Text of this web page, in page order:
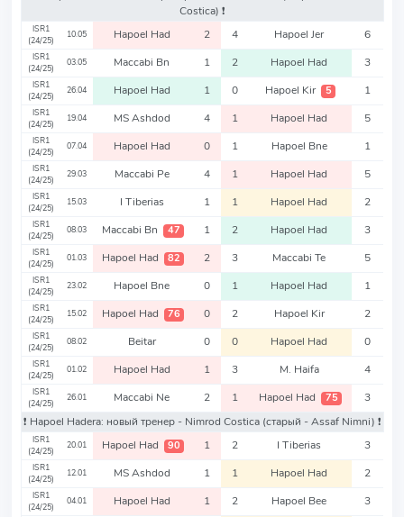
Costica) ❗️
ISR1
(24/25)
10.05 Hapoel Had 2 4 Hapoel Jer 6
ISR1
(24/25)
03.05 Maccabi Bn 1 2 Hapoel Had 3
ISR1
(24/25)
26.04 Hapoel Had 1 0 Hapoel Kir 5 1
ISR1
(24/25)
19.04 MS Ashdod 4 1 Hapoel Had 5
ISR1
(24/25)
07.04 Hapoel Had 0 1 Hapoel Bne 1
ISR1
(24/25)
29.03 Maccabi Pe 4 1 Hapoel Had 5
ISR1
(24/25)
15.03 I Tiberias 1 1 Hapoel Had 2
ISR1
(24/25)
08.03 Maccabi Bn 47 1 2 Hapoel Had 3
ISR1
(24/25)
01.03 Hapoel Had 82 2 3 Maccabi Te 5
ISR1
(24/25)
23.02 Hapoel Bne 0 1 Hapoel Had 1
ISR1
(24/25)
15.02 Hapoel Had 76 0 2 Hapoel Kir 2
ISR1
(24/25)
08.02 Beitar 0 0 Hapoel Had 0
ISR1
(24/25)
01.02 Hapoel Had 1 3 M. Haifa 4
ISR1
(24/25)
26.01 Maccabi Ne 2 1 Hapoel Had 75
3
❗️ Hapoel Hadera: новый тренер - Nimrod Costica (старый - Assaf Nimni) ❗️
ISR1
(24/25)
20.01 Hapoel Had 90 1 2 I Tiberias 3
ISR1
(24/25)
12.01 MS Ashdod 1 1 Hapoel Had 2
ISR1
(24/25)
04.01 Hapoel Had 1 2 Hapoel Bee 3